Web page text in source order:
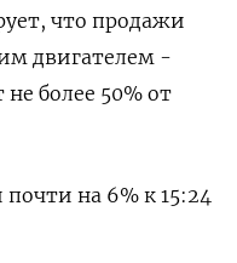
что продажи
двигателем -
более 50% от
на 6% к 15:24